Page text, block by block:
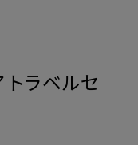
トラベルセ